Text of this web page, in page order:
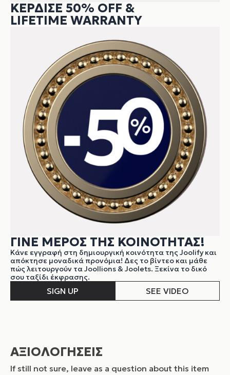
ΓΙΝΕ ΜΕΡΟΣ ΤΗΣ ΚΟΙΝΟΤΗΤΑΣ!
Κάνε εγγραφή στη δημιουργική κοινότητα της Joolify και
απόκτησε μοναδικά προνόμια! Δες το βίντεο και μάθε
πώς λειτουργούν τα Joollions & Joolets. Ξεκίνα το δικό
σου ταξίδι έκφρασης.
SIGN UP SEE VIDEO
ΚΕΡΔΙΣΕ 50% OFF &
LIFETIME WARRANTY
ΑΞΙΟΛΟΓΗΣΕΙΣ
If still not sure, leave as a question about this item